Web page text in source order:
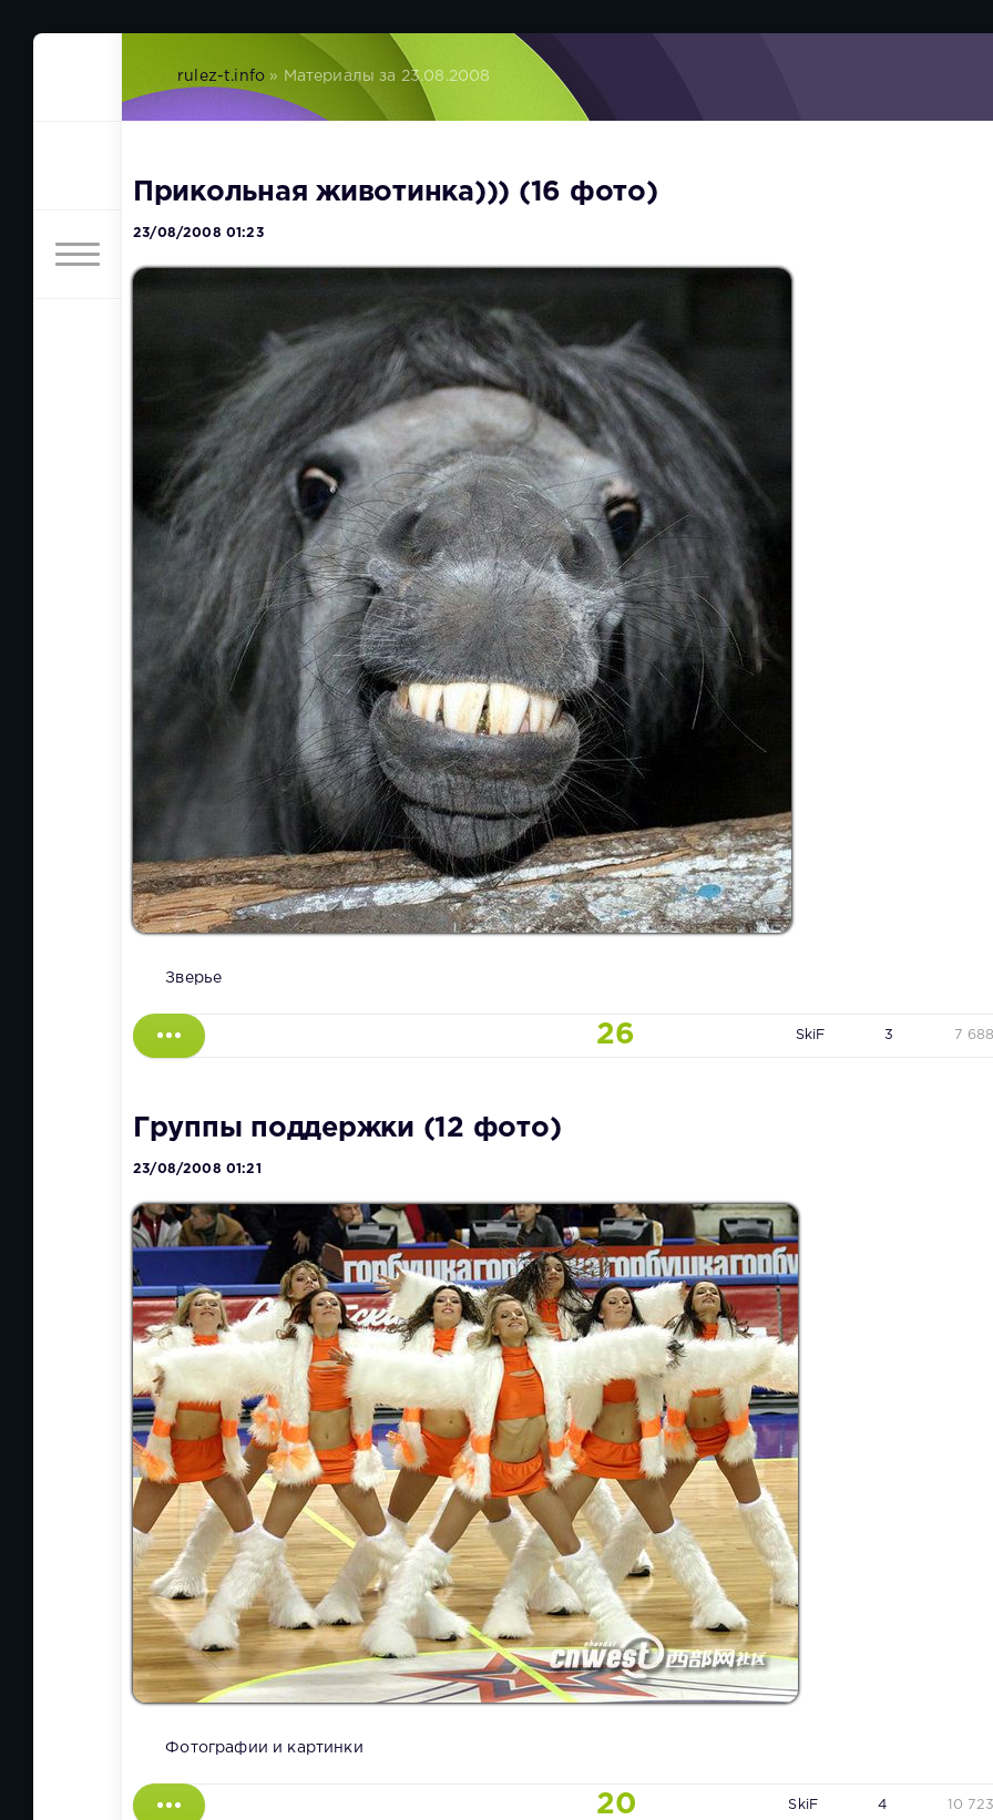
rulez-t.info » Материалы за 23.08.2008
Прикольная животинка))) (16 фото)
23/08/2008 01:23
Зверье
26 SkiF 3 7
Группы поддержки (12 фото)
23/08/2008 01:21
Фотографии и картинки
20 SkiF 4 10